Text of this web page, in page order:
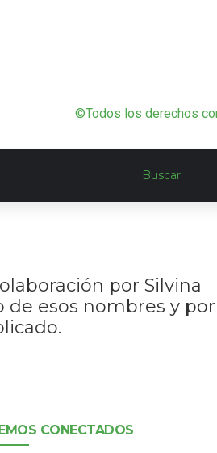
©Todos los derechos
por Silvina
de esos nombres y por
CONECTADOS